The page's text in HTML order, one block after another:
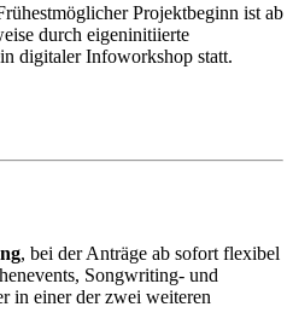
Projektbeginn ist ab
durch eigeninitiierte
digitaler Infoworkshop statt.
, bei der Anträge ab sofort flexibel
Songwriting- und
in einer der zwei weiteren